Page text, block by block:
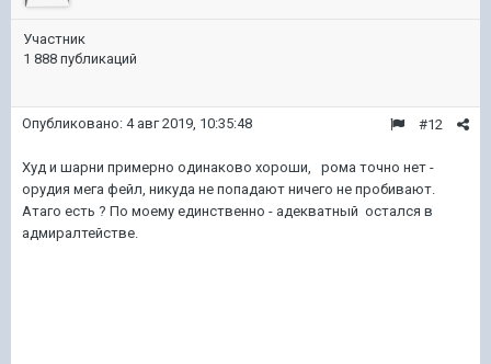
Участник
1 888 публикаций
#12
Опубликовано: 4 авг 2019, 10:35:48
Худ и шарни примерно одинаково хороши, рома точно нет -
орудия мега фейл, никуда не попадают ничего не пробивают.
Атаго есть ? По моему единственно - адекватный остался в
адмиралтействе.